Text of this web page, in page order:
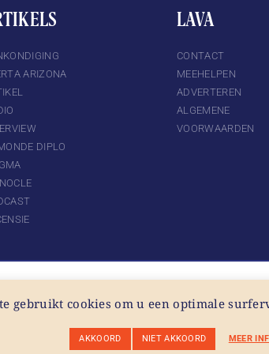
ARIZONA
DIPLO
LAVA
CONTACT
MEEHELPEN
ADVERTEREN
ALGEMENE
VOORWAARDEN
gebruikt cookies om u een optimale
AKKOORD NIET AKKOORD MEER